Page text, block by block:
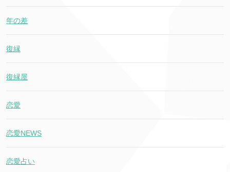
年の差
復縁
復縁屋
恋愛
恋愛NEWS
恋愛占い